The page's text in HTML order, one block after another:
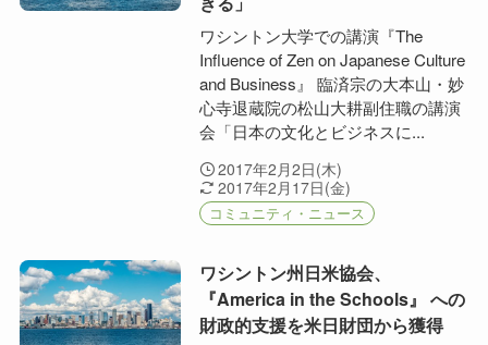
ワシントン大学での講演『The
Influence of Zen on Japanese Culture
and Business』 臨済宗の大本山・妙
心寺退蔵院の松山大耕副住職の講演
会「日本の文化とビジネスに...
2017年2月2日(木)
2017年2月17日(金)
コミュニティ・ニュース
ワシントン州日米協会、
『America in the Schools』 への
財政的支援を米日財団から獲得